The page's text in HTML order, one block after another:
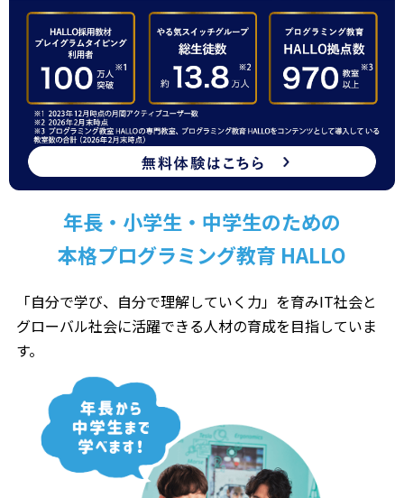
年長・小学生・中学生のための
本格プログラミング教育 HALLO
「自分で学び、自分で理解していく力」を育みIT社会と
グローバル社会に活躍できる人材の育成を目指していま
す。